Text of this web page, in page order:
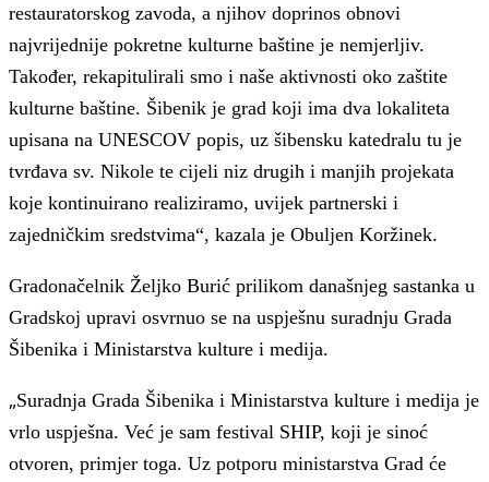
restauratorskog zavoda, a njihov doprinos obnovi
najvrijednije pokretne kulturne baštine je nemjerljiv.
Također, rekapitulirali smo i naše aktivnosti oko zaštite
kulturne baštine. Šibenik je grad koji ima dva lokaliteta
upisana na UNESCOV popis, uz šibensku katedralu tu je
tvrđava sv. Nikole te cijeli niz drugih i manjih projekata
koje kontinuirano realiziramo, uvijek partnerski i
zajedničkim sredstvima“, kazala je Obuljen Koržinek.
Gradonačelnik Željko Burić prilikom današnjeg sastanka u
Gradskoj upravi osvrnuo se na uspješnu suradnju Grada
Šibenika i Ministarstva kulture i medija.
„Suradnja Grada Šibenika i Ministarstva kulture i medija je
vrlo uspješna. Već je sam festival SHIP, koji je sinoć
otvoren, primjer toga. Uz potporu ministarstva Grad će